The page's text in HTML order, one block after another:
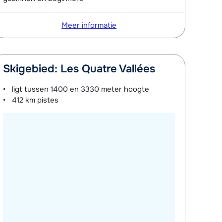
Meer informatie
Skigebied: Les Quatre Vallées
ligt tussen1400 en 3330 meter hoogte
412 km pistes